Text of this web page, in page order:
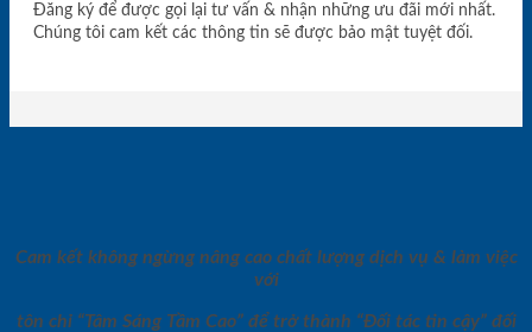
Đăng ký để được gọi lại tư vấn & nhận những ưu đãi mới nhất.
Chúng tôi cam kết các thông tin sẽ được bảo mật tuyệt đối.
Cam kết không ngừng nâng cao chất lượng dịch vụ & làm việc
với
tôn chỉ “Tâm Sáng Tầm Cao” để trở thành “Đối tác tin cậy” đối